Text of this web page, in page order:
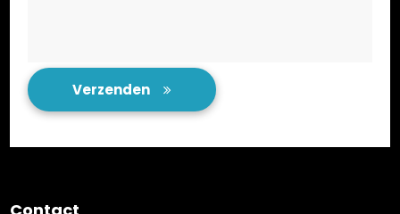
Verzenden